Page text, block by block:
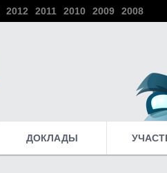
2012 2011 2010 2009 2008
ДОКЛАДЫ